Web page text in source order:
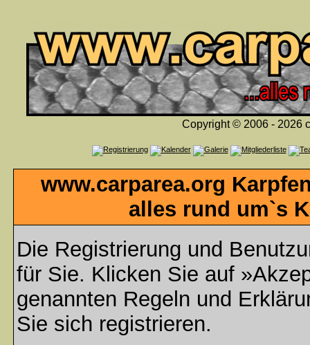
Copyright © 2006 - 2026
www.carparea.org
alles rund um`s
Die Registrierung und
für Sie. Klicken Sie auf
genannten Regeln und
Sie sich registrieren.